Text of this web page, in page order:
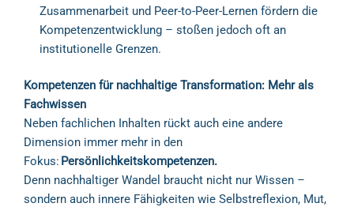
Zusammenarbeit und Peer-to-Peer-Lernen fördern die
Kompetenzentwicklung – stoßen jedoch oft an
institutionelle Grenzen.
Kompetenzen für nachhaltige Transformation: Mehr als
Fachwissen
Neben fachlichen Inhalten rückt auch eine andere
Dimension immer mehr in den
Fokus: Persönlichkeitskompetenzen.
Denn nachhaltiger Wandel braucht nicht nur Wissen –
sondern auch innere Fähigkeiten wie Selbstreflexion, Mut,